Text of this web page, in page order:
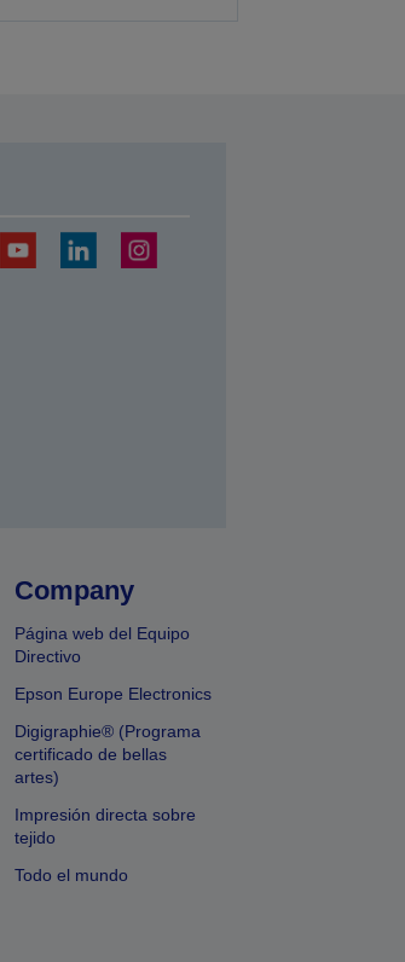
Company
Página web del Equipo
Directivo
Epson Europe Electronics
Digigraphie® (Programa
certificado de bellas
artes)
Impresión directa sobre
tejido
Todo el mundo